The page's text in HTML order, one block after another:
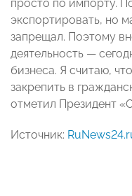
просто по импорту.
экспортировать, но
запрещал. Поэтому
деятельность —
бизнеса. Я считаю,
закрепить в
отметил Президент
Источник: